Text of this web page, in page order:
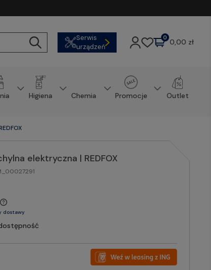
Serwis
urządzeń
0,00 zł
0
Higiena Chemia Promocje Outlet
elektryczna | REDFOX
dostawy